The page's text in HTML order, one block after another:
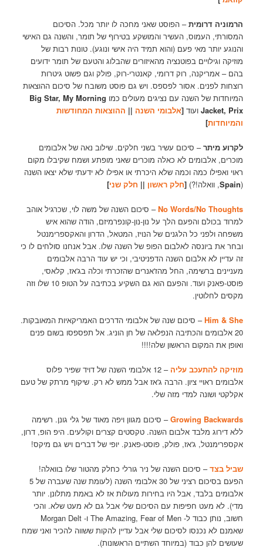
הרמוניה דרומית– הפוסט שאני מחכה לו יותר מכל. הסיכום
המסורתי, העמוס, העשיר והמושקע בטירוף של תומר, והשנה גם האישי
והנוגע יותר מאי פעם (והוא תמיד היה אישי ונוגע). טונות רבות של
מוזיקה וגילויים בפוטנציה מהאיזורים שהבלוג והטעם של תומר ידועים
בהם – אמריקנה, רוק דרומי, קאנטרי-רוק, פולק וגם פשוט גיטרות
רוצחות לפנים. אסור לפספס. ויש גם פוסט משובח של סיכום ההוצאות
המיוחדות של השנה עם נציגים מעולים כמו Big Star, My Morning
Jacket, Prix ועוד[אלבומי השנה || ההוצאות המחודשות
והמיוחדות]
לקרוע מיתר– סיכום עשיר בשני חלקים. שילוב נאה של אלבומים
מוכרים, אלבומים לא כאלה מוכרים שאני מופתע ושמח שקיבלו מקום
ראוי ואפילו כמה וכמה שלא היכרתי או אפילו לא ידעתי שלא יצאו השנה
(
Spain, וואלה!?)[חלק ראשון || חלק שני]
No Words/No Thoughts– סיכום השנה של משה לוי, שכרגיל אוהב
למרוד בכולם והפעם הלך על נון-נון-קונפרמיזם, הודה שהוא איש
משפחה ולפני כל הלגנים של הנויז, המטאל, הדרון והאקספרימנטל
ובחר את ביונסה לאלבום הפופ של השנה שלו. אבל אנחנו סולחים לו כי
זה עדיין לא אלבום השנה הדפניטיבי, וכי יש עוד הרבה אלבומים
מעניינים ברשימה, החל מהז'אנרים שהזכרתי וכלה בג'אז, קלאסי,
פוסט-פאנק ועוד. והפעם הוא גם השקיע בכתיבה על הטופ 10 שלו וזה
מקסים לחלוטין.
Him & She– סיכום שנה של אלבומי הדרכים האמריקאיות המאובקות.
20 אלבומים והכתיבה הנפלאה של חן הוניג. אל תפספסו בשום פנים
ואופן את המקום הראשון שלה!!!!
מוזיקה להתעכב עליה
– 12 אלבומי השנה של דויד שפיר פלוס
אלבומים ראויי ציון. הרבה ג'אז אבל ממש לא רק. שיקוף מרתק של טעם
אקלקטי ושונה למדי מזה שלי.
Growing Backwards– סיכום מגוון ויפה מאוד של גלי גונן. רשימה
ללא דירוג מלבד אלבום השנה. טקסטים קצרים וקולעים. היפ הופ, דרון,
אקספרימנטל, ג'אז, פולק, פוסט-פאנק. יופי של דברים ויש גם מיקס!
שביל בצד– סיכום השנה של ניר גורלי כחלק מהטור שלו בוואלה!
הפעם בסיכום רציני של 30 אלבומי השנה (לעומת שנה שעברה של 5
אלבומים בלבד, אבל היו בחירות מעולות אז לא באמת מתלונן. יותר
מדי). לא מעט חפיפות עם הסיכום שלי אבל גם לא מעט שלא. והכי
חשוב, נותן כבוד ל- The Amazing, Fear of Men ו- Morgan Delt
שאמנם לא נכנסו לסיכום שלי אבל עדיין להקות ששווה להכיר ואני שמח
שעושים להן כבוד (במיוחד השתיים הראשונות).